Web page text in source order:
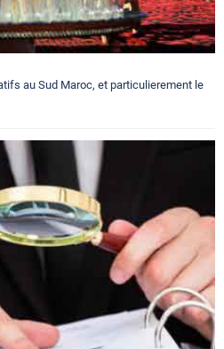
au Sud Maroc, et particulierement le